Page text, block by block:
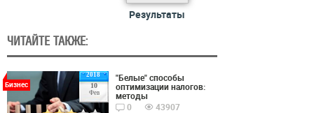
Результаты
ЧИТАЙТЕ ТАКЖЕ:
2018
10
Фев
Бизнес
"Белые" способы
оптимизации налогов:
методы
0
43907